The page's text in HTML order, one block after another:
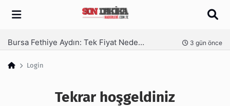
Arama
Bursa Fethiye Aydın: Tek Fiyat Neden Yetmez | Ufuksoy Nakliyat A.Ş 3 gün önce
Login
Tekrar hoşgeldiniz